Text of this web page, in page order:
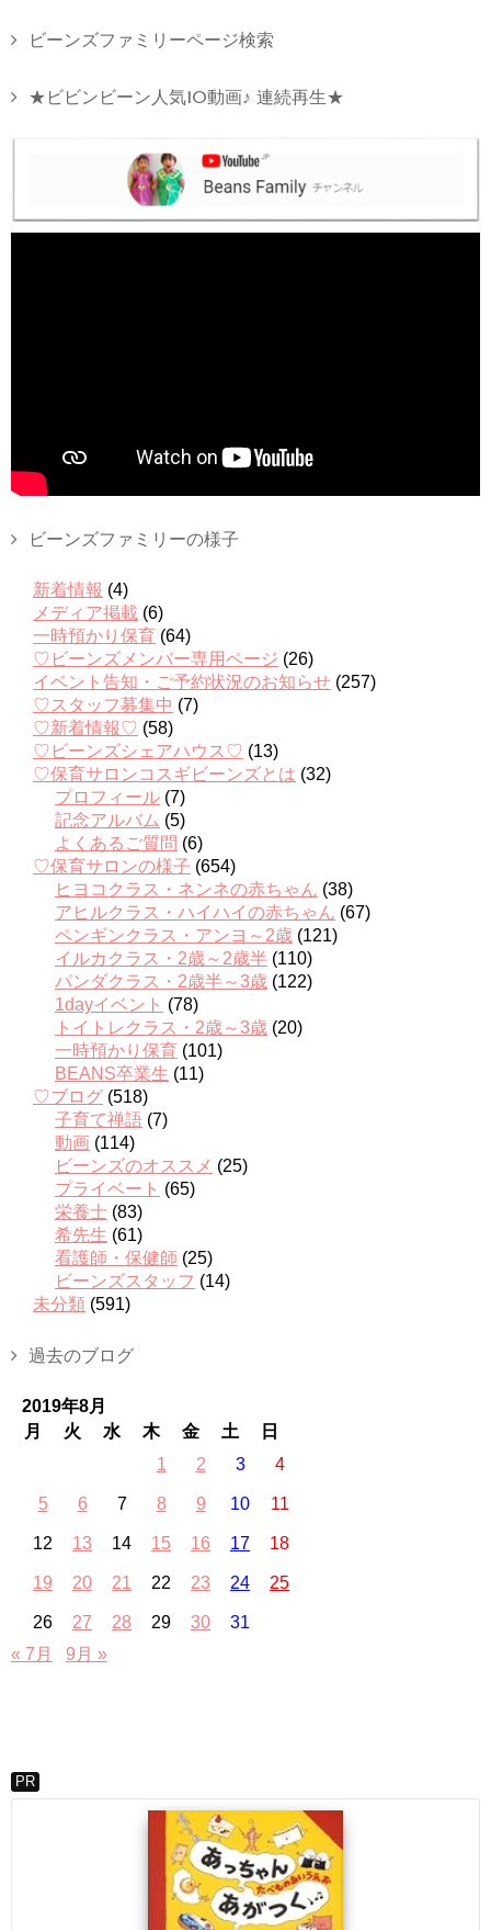
ビーンズファミリーページ検索
★ビビンビーン人気10動画♪ 連続再生★
ビーンズファミリーの様子
新着情報 (4)
メディア掲載 (6)
一時預かり保育 (64)
♡ビーンズメンバー専用ページ (26)
イベント告知・ご予約状況のお知らせ (257)
♡スタッフ募集中 (7)
♡新着情報♡ (58)
♡ビーンズシェアハウス♡ (13)
♡保育サロンコスギビーンズとは (32)
プロフィール (7)
記念アルバム (5)
よくあるご質問 (6)
♡保育サロンの様子 (654)
ヒヨコクラス・ネンネの赤ちゃん (38)
アヒルクラス・ハイハイの赤ちゃん (67)
ペンギンクラス・アンヨ～2歳 (121)
イルカクラス・2歳～2歳半 (110)
パンダクラス・2歳半～3歳 (122)
1dayイベント (78)
トイトレクラス・2歳～3歳 (20)
一時預かり保育 (101)
BEANS卒業生 (11)
♡ブログ (518)
子育て禅語 (7)
動画 (114)
ビーンズのオススメ (25)
プライベート (65)
栄養士 (83)
希先生 (61)
看護師・保健師 (25)
ビーンズスタッフ (14)
未分類 (591)
過去のブログ
2019年8月
月
火 水 木 金 土
日
1
2 3 4
5 6 7 8 9 10 11
12 13 14 15 16 17 18
19 20 21 22 23 24 25
26 27 28 29 30
31
« 7月
9月 »
PR